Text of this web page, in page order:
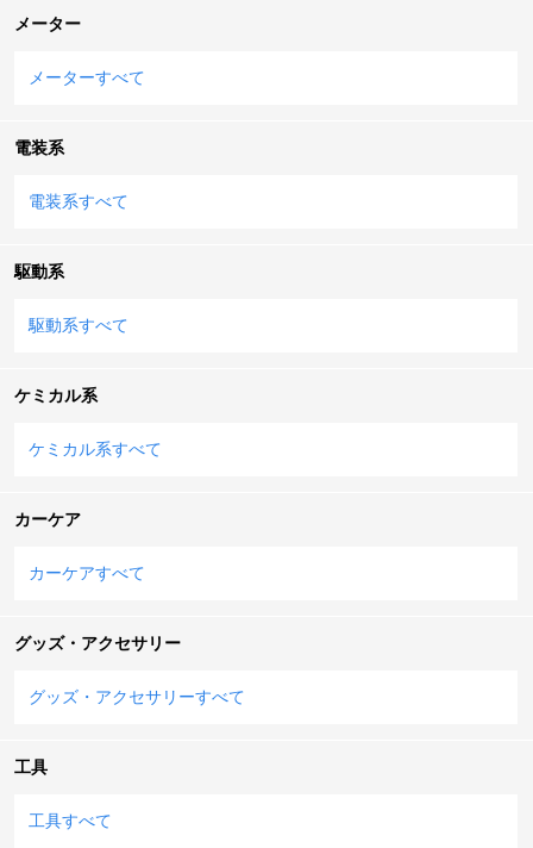
メーター
メーターすべて
電装系
電装系すべて
駆動系
駆動系すべて
ケミカル系
ケミカル系すべて
カーケア
カーケアすべて
グッズ・アクセサリー
グッズ・アクセサリーすべて
工具
工具すべて